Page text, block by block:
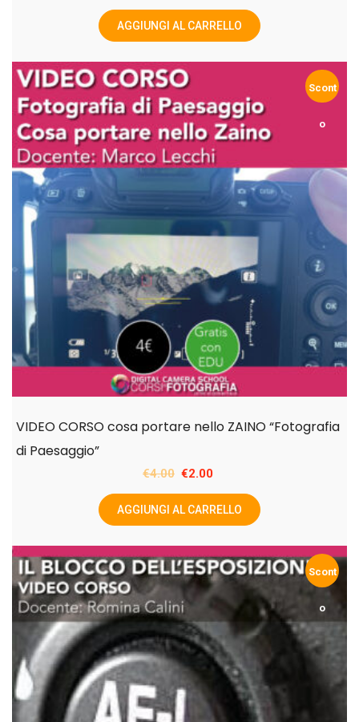
AGGIUNGI AL CARRELLO
Scont
o
VIDEO CORSO cosa portare nello ZAINO “Fotografia
di Paesaggio”
€4.00 Il
prezzo
originale
€4.00.
€2.00
prezzo
attuale
€2.00.
AGGIUNGI AL CARRELLO
Scont
o